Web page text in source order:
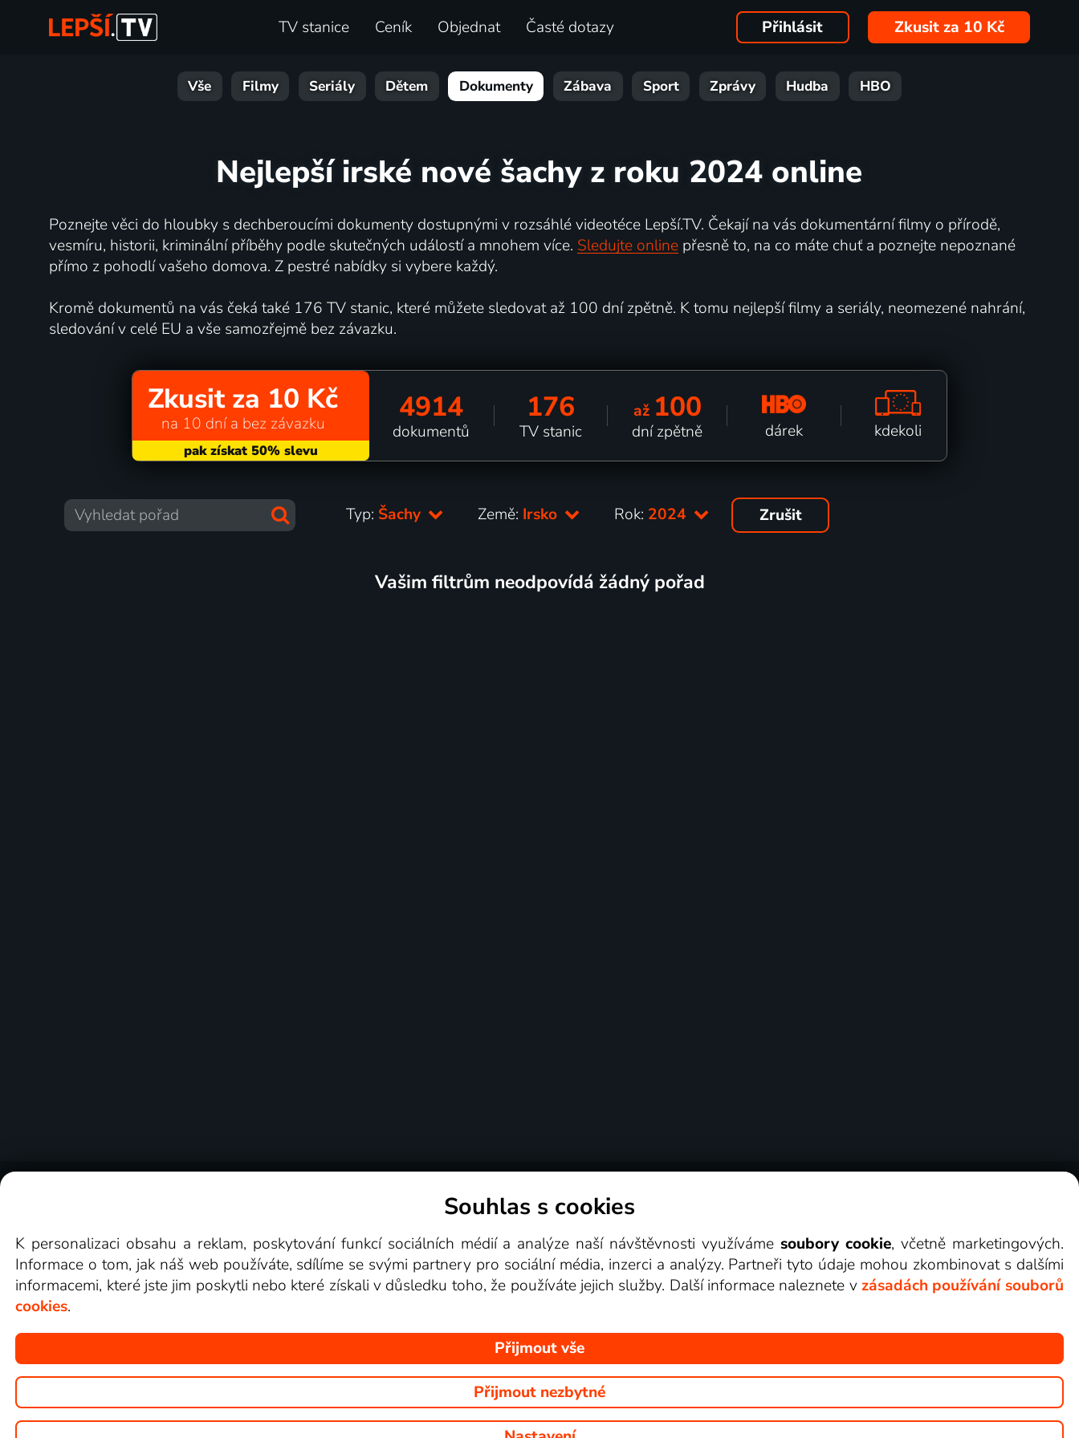
TV stanice Ceník Objednat Časté dotazy Přihlásit Zkusit za 10 Kč
Vše Filmy Seriály Dětem Dokumenty Zábava Sport Zprávy Hudba HBO
Nejlepší irské nové šachy z roku 2024 online
Poznejte věci do hloubky s dechberoucími dokumenty dostupnými v rozsáhlé videotéce Lepší.TV. Čekají na vás dokumentární filmy o přírodě,
vesmíru, historii, kriminální příběhy podle skutečných událostí a mnohem více. Sledujte onlinepřesně to, na co máte chuť a poznejte nepoznané
přímo z pohodlí vašeho domova. Z pestré nabídky si vybere každý.
Kromě dokumentů na vás čeká také 176 TV stanic, které můžete sledovat až 100 dní zpětně. K tomu nejlepší filmy a seriály, neomezené nahrání,
sledování v celé EU a vše samozřejmě bez závazku.
Zkusit za 10 Kč
na 10 dní a bez závazku 4914
dokumentů
176
TV stanic
až 100
dní zpětně dárek kdekoli
Typ: Šachy Země: Irsko Rok: 2024 Zrušit
Vašim filtrům neodpovídá žádný pořad
Videotéka
Copyright © goNET s.r.o. Na tomto webu jsou zobrazovány obrázky z pořadů TV stanic, které můžete sledovat v Lepší.TV.
Souhlas s cookies
K personalizaci obsahu a reklam, poskytování funkcí sociálních médií a analýze naší návštěvnosti využívámesoubory cookie, včetně marketingových.
Informace o tom, jak náš web používáte, sdílíme se svými partnery pro sociální média, inzerci a analýzy. Partneři tyto údaje mohou zkombinovat s dalšími
informacemi, které jste jim poskytli nebo které získali v důsledku toho, že používáte jejich služby. Další informace naleznete v zásadách používání souborů
cookies.
Přijmout vše
Přijmout nezbytné